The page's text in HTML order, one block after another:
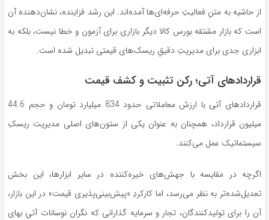
از حاشیه به متنِ فعالیتِ حرفه‌ای‌ها آمده‌اند. این رشد فزاینده، نشان‌دهنده آن
است که بازار مشتقه بورس کالا دیگر بازاری برای آزمون و خطا نیست، بلکه به
ابزاری جدی برای مدیریتِ دقیقِ ریسک‌های قیمتی تبدیل شده است.
قراردادهای آتی؛ رکن تثبیت و کشف قیمت
قراردادهای آتی با ارزش معاملاتی حدود 834 میلیارد تومان و حجم 44.6
میلیون قرارداد، همچنان به عنوان یکی از ستون‌های اصلی مدیریت ریسکِ
سیستماتیک عمل می‌کنند.
اگرچه در مقایسه با جهش‌های خیره‌کننده در سایر ابزارها، این بخش
تعدیل‌شده‌تر به نظر می‌رسد، اما کارکردِ «پیش‌بینی‌پذیری قیمت» در این بازار،
آن را برای تولیدکنندگان، تجار و سرمایه گذارانی که نگران نوسانات آتیِ بهای